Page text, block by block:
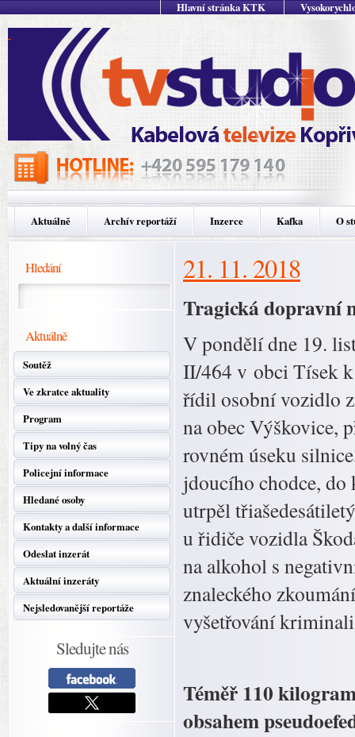
Hlavní stránka KTK
Aktuálně Archív reportáží Inzerce Kafka O
Hledání
Aktuálně
Soutěž
Ve zkratce aktuality
Program
Tipy na volný čas
Policejní informace
Hledané osoby
Kontakty a další informace
Odeslat inzerát
Aktuální inzeráty
Nejsledovanější reportáže
Sledujte nás
21. 11. 2018
Tragická dopravní
V pondělí dne 19.
II/464 v obci Tísek
řídil osobní vozidlo
na obec Výškovice,
rovném úseku
jdoucího chodce, do
utrpěl
u řidiče vozidla
na alkohol s
znaleckého
vyšetřování
Téměř 110
obsahem